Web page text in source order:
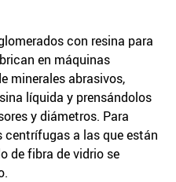
con resina para
en máquinas
minerales abrasivos,
líquida y prensándolos
y diámetros. Para
centrífugas a las que están
de fibra de vidrio se